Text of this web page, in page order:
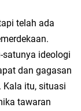
telah ada
ideologi
dan gagasan
Kala itu, situasi
tawaran